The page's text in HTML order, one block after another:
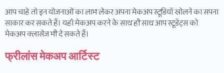
आप चाहे तो इन योजनाओं का लाभ लेकर अपना मेकअप स्टूडियों खोलने का सपना
साकार कर सकते हैं। यहाँ मेकअप करने के साथ ही साथ आप स्टूडेंट्स को
मेकअप क्लासेज भी दे सकते हैं।
फ्रीलांस मेकअप आर्टिस्ट